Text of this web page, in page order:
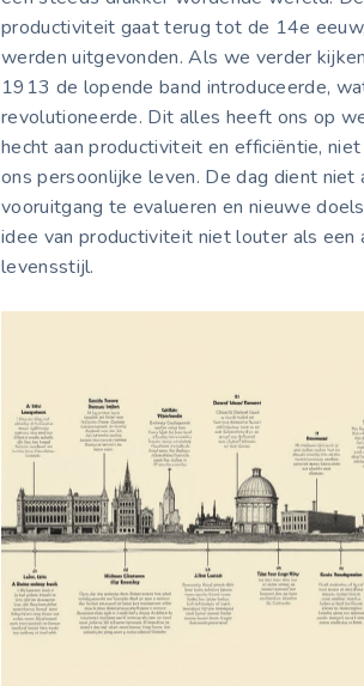
productiviteit gaat terug tot de 14e
werden uitgevonden. Als we verder
1913 de lopende band introduceerde,
revolutioneerde. Dit alles heeft ons op
hecht aan productiviteit en efficiëntie,
ons persoonlijke leven. De dag dient niet
vooruitgang te evalueren en nieuwe
idee van productiviteit niet louter als een
levensstijl.